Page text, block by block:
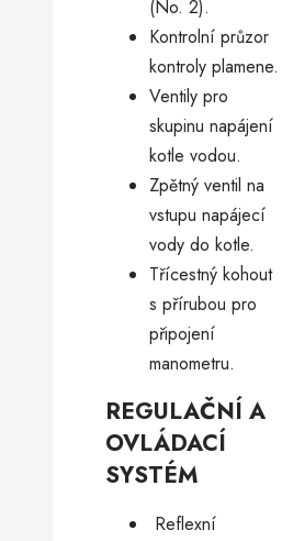
(No. 2).
Kontrolní průzor
kontroly plamene.
Ventily pro
skupinu napájení
kotle vodou.
Zpětný ventil na
vstupu napájecí
vody do kotle.
Třícestný kohout
s přírubou pro
připojení
manometru.
REGULAČNÍ A
OVLÁDACÍ
SYSTÉM
­ Reflexní